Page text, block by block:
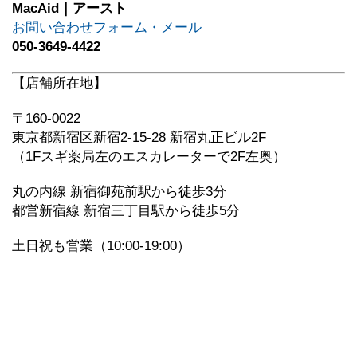
MacAid｜アースト
お問い合わせフォーム・メール
050-3649-4422
【店舗所在地】
〒160-0022
東京都新宿区新宿2-15-28 新宿丸正ビル2F
（1Fスギ薬局左のエスカレーターで2F左奥）
丸の内線 新宿御苑前駅から徒歩3分
都営新宿線 新宿三丁目駅から徒歩5分
土日祝も営業（10:00-19:00）